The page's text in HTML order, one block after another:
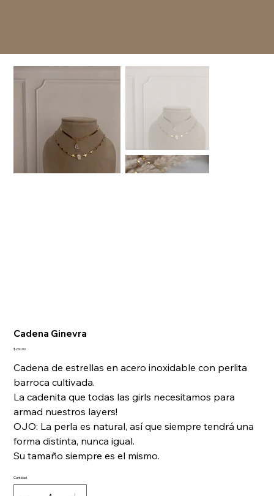
Cadena Ginevra
Precio
$260.00
Cadena de estrellas en acero inoxidable con perlita
barroca cultivada.
La cadenita que todas las girls necesitamos para
armad nuestros layers!
OJO: La perla es natural, así que siempre tendrá una
forma distinta, nunca igual.
Su tamaño siempre es el mismo.
Cantidad